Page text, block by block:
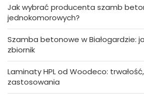
Jak wybrać producenta szamb
jednokomorowych?
Szamba betonowe w Białogardzie:
zbiornik
Laminaty HPL od Woodeco:
zastosowania